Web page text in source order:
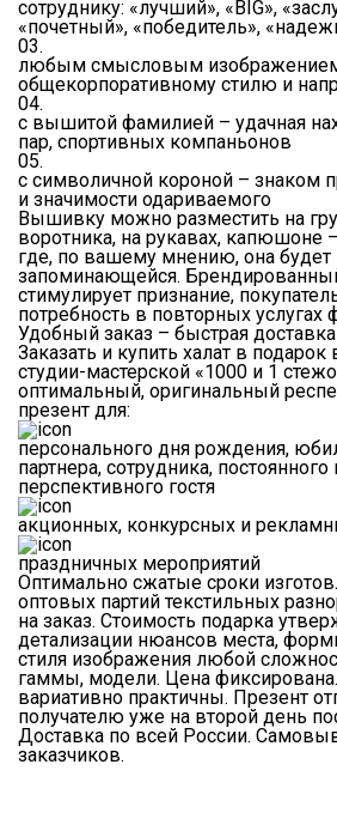
сотруднику: «лучший», «BIG»,
«почетный», «победитель»,
03.
любым смысловым
общекорпоративному стилю и
04.
с вышитой фамилией – удачная
пар, спортивных компаньонов
05.
с символичной короной – знаком
и значимости одариваемого
Вышивку можно разместить на
воротника, на рукавах, капюшоне
где, по вашему мнению, она будет
запоминающейся.
стимулирует признание,
потребность в повторных услугах
Удобный заказ – быстрая доставка
Заказать и купить халат в
студии-мастерской «1000 и 1
оптимальный, оригинальный
презент для:
персонального дня рождения,
партнера, сотрудника, постоянного
перспективного гостя
акционных, конкурсных и
праздничных мероприятий
Оптимально сжатые сроки
оптовых партий текстильных
на заказ. Стоимость подарка
детализации нюансов места,
стиля изображения любой
гаммы, модели. Цена
вариативно практичны. Презент
получателю уже на второй день
Доставка по всей России.
заказчиков.